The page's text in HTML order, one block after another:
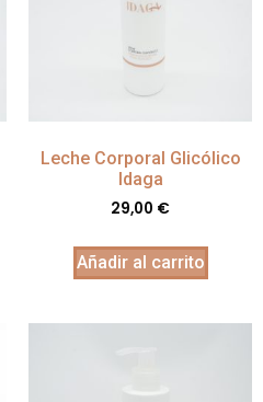
Leche Corporal Glicólico
Idaga
29,00 €
Añadir al carrito